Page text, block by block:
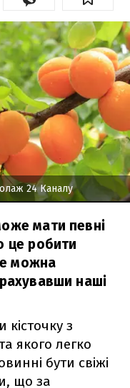
24 Каналу
мати певні
це робити
можна
наші
кісточку з
якого легко
бути свіжі
що за